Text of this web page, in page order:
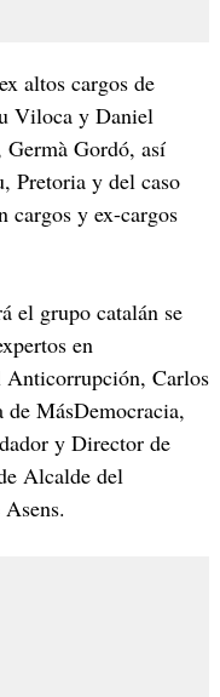
altos cargos de
Viloca y Daniel
Germà Gordó, así
Pretoria y del caso
cargos y ex-cargos
el grupo catalán se
en
Anticorrupción, Carlos
MásDemocracia,
y Director de
Alcalde del